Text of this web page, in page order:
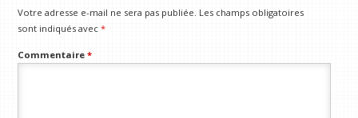
Votre adresse e-mail ne sera pas publiée. Les champs obligatoires
sont indiqués avec*
Commentaire*